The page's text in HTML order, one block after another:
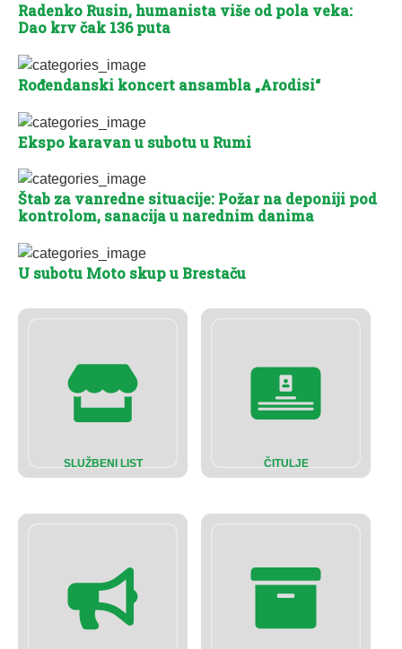
SLUŽBENI LIST ČITULJE
Radenko Rusin, humanista više od pola veka:
Dao krv čak 136 puta
Rođendanski koncert ansambla „Arodisi“
Ekspo karavan u subotu u Rumi
Štab za vanredne situacije: Požar na deponiji pod
kontrolom, sanacija u narednim danima
U subotu Moto skup u Brestaču